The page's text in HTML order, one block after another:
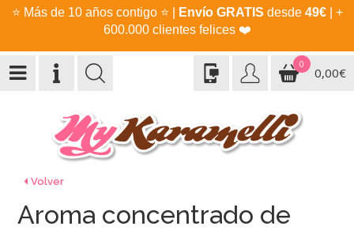
⭐ Más de 10 años contigo ⭐ Envío GRATIS desde 49€| +
600.000 clientes felices ❤️
0
0,00€
Volver
Aroma concentrado de